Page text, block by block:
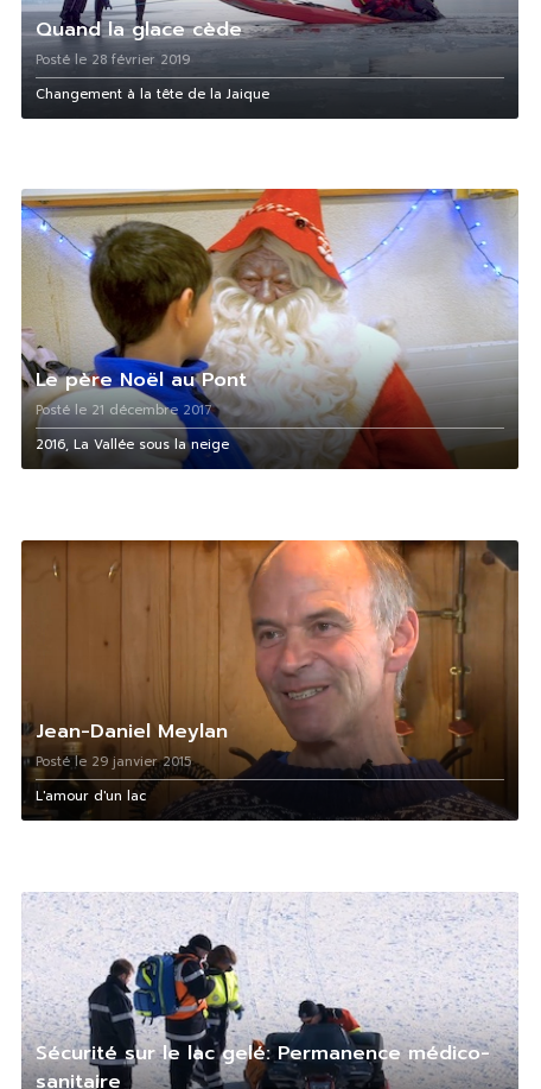
Quand la glace cède
Posté le 28 février 2019
Changement à la tête de la Jaique
Le père Noël au Pont
Posté le 21 décembre 2017
2016, La Vallée sous la neige
Jean-Daniel Meylan
Posté le 29 janvier 2015
L'amour d'un lac
Sécurité sur le lac gelé: Permanence médico-
sanitaire